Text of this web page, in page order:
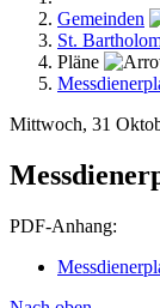
Gemeinden
St.
Pläne
Mittwoch, 31
PDF-Anhang: